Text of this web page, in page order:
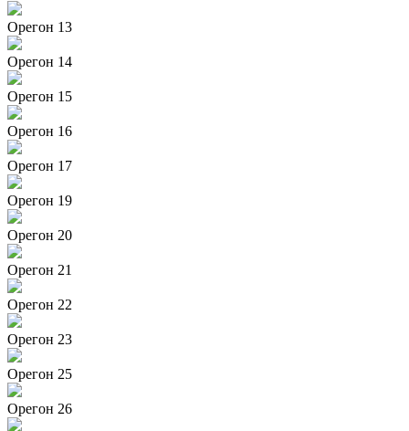
Орегон 13
Орегон 14
Орегон 15
Орегон 16
Орегон 17
Орегон 19
Орегон 20
Орегон 21
Орегон 22
Орегон 23
Орегон 25
Орегон 26